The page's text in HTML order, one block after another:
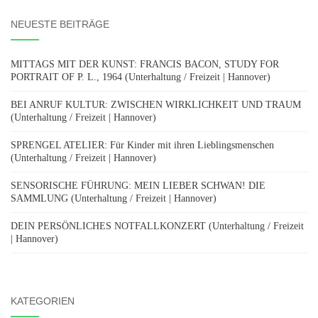
NEUESTE BEITRÄGE
MITTAGS MIT DER KUNST: FRANCIS BACON, STUDY FOR
PORTRAIT OF P. L., 1964 (Unterhaltung / Freizeit | Hannover)
BEI ANRUF KULTUR: ZWISCHEN WIRKLICHKEIT UND TRAUM
(Unterhaltung / Freizeit | Hannover)
SPRENGEL ATELIER: Für Kinder mit ihren Lieblingsmenschen
(Unterhaltung / Freizeit | Hannover)
SENSORISCHE FÜHRUNG: MEIN LIEBER SCHWAN! DIE
SAMMLUNG (Unterhaltung / Freizeit | Hannover)
DEIN PERSÖNLICHES NOTFALLKONZERT (Unterhaltung / Freizeit
| Hannover)
KATEGORIEN